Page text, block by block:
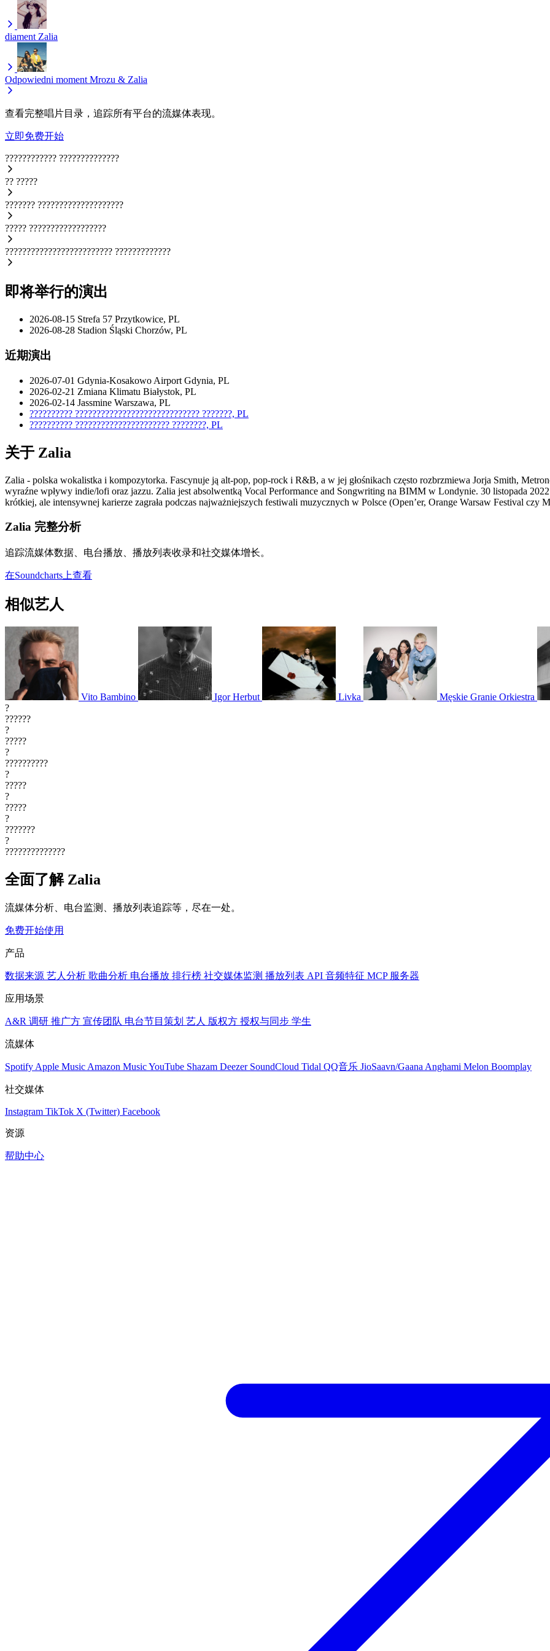
diament Zalia
Odpowiedni moment Mrozu & Zalia
查看完整唱片目录，追踪所有平台的流媒体表现。
立即免费开始
???????????? ??????????????
?? ?????
??????? ????????????????????
????? ??????????????????
????????????????????????? ?????????????
即将举行的演出
2026-08-15 Strefa 57 Przytkowice, PL
2026-08-28 Stadion Śląski Chorzów, PL
近期演出
2026-07-01 Gdynia-Kosakowo Airport Gdynia, PL
2026-02-21 Zmiana Klimatu Białystok, PL
2026-02-14 Jassmine Warszawa, PL
?????????? ????????????????????????????? ???????, PL
?????????? ?????????????????????? ????????, PL
关于 Zalia
Zalia - polska wokalistka i kompozytorka. Fascynuje ją alt-pop, pop-rock i R&B, a w jej głośnikach często rozbrzmiewa Jorja Smith,
wyraźne wpływy indie/lofi oraz jazzu. Zalia jest absolwentką Vocal Performance and Songwriting na BIMM w Londynie. 30 listopada
krótkiej, ale intensywnej karierze zagrała podczas najważniejszych festiwali muzycznych w Polsce (Open’er, Orange Warsaw Festival czy
Zalia 完整分析
追踪流媒体数据、电台播放、播放列表收录和社交媒体增长。
在Soundcharts上查看
相似艺人
Vito Bambino Igor Herbut Livka
Męskie Granie Orkiestra
?
??????
?
?????
?
??????????
?
?????
?
?????
?
???????
?
??????????????
全面了解 Zalia
流媒体分析、电台监测、播放列表追踪等，尽在一处。
免费开始使用
产品
数据来源 艺人分析 歌曲分析 电台播放 排行榜 社交媒体监测 播放列表 API 音频特征 MCP 服务器
应用场景
A&R 调研 推广方 宣传团队 电台节目策划 艺人 版权方 授权与同步 学生
流媒体
Spotify Apple Music Amazon MusicYouTube Shazam Deezer SoundCloud Tidal QQ音乐 JioSaavn/Gaana Anghami Melon Boomplay
社交媒体
Instagram TikTok X (Twitter) Facebook
资源
帮助中心